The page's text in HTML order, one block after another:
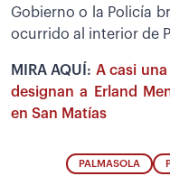
Gobierno o la Policía
ocurrido al interior de
MIRA AQUÍ: A casi
designan a Erland
en San Matías
PALMASOLA